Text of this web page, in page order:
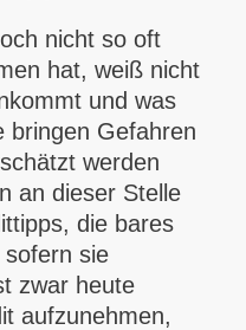
nicht so oft
hat, weiß nicht
und was
bringen Gefahren
werden
an dieser Stelle
die bares
sie
zwar heute
aufzunehmen,